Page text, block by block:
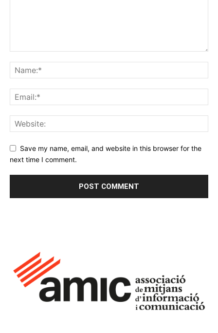
Save my name, email, and website in this browser for the
next time I comment.